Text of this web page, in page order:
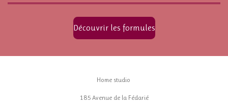
Découvrir les formules
Home studio
185 Avenue de la Fédarié